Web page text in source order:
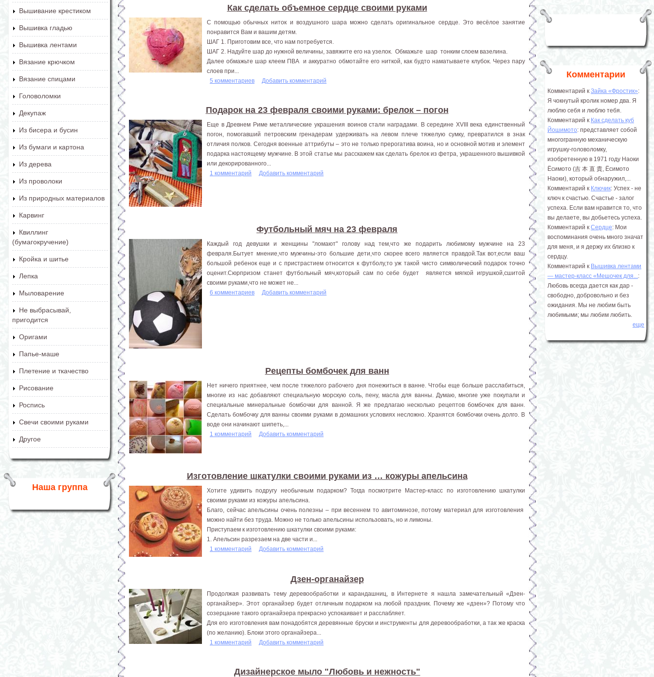
Вышивание крестиком
Вышивка гладью
Вышивка лентами
Вязание крючком
Вязание спицами
Головоломки
Декупаж
Из бисера и бусин
Из бумаги и картона
Из дерева
Из проволоки
Из природных материалов
Карвинг
Квиллинг
(бумагокручение)
Кройка и шитье
Лепка
Мыловарение
Не выбрасывай,
пригодится
Оригами
Папье-маше
Плетение и ткачество
Рисование
Роспись
Свечи своими руками
Другое
Наша группа
Как сделать объемное сердце своими руками
С помощью обычных ниток и воздушного шара можно сделать оригинальное сердце. Это весёлое занятие
понравится Вам и вашим детям.
ШАГ 1. Приготовим все, что нам потребуется.
ШАГ 2. Надуйте шар до нужной величины, завяжите его на узелок. Обмажьте шар тонким слоем вазелина.
Далее обмажьте шар клеем ПВА и аккуратно обмотайте его ниткой, как будто наматываете клубок. Через пару
слоев при...
5 комментариев
Добавить комментарий
Подарок на 23 февраля своими руками: брелок – погон
Еще в Древнем Риме металлические украшения воинов стали наградами. В середине XVIII века единственный
погон, помогавший петровским гренадерам удерживать на левом плече тяжелую сумку, превратился в знак
отличия полков. Сегодня военные аттрибуты – это не только прерогатива воина, но и основной мотив и элемент
подарка настоящему мужчине. В этой статье мы расскажем как сделать брелок из фетра, украшенного вышивкой
или декорированного...
1 комментарий
Добавить комментарий
Футбольный мяч на 23 февраля
Каждый год девушки и женщины "ломают" голову над тем,что же подарить любимому мужчине на 23
февраля.Бытует мнение,что мужчины-это большие дети,что скорее всего является правдой.Так вот,если ваш
большой ребенок еще и с пристрастием относится к футболу,то уж такой чисто символический подарок точно
оценит.Сюрпризом станет футбольный мяч,который сам по себе будет является мягкой игрушкой,сшитой
своими руками,что не может не...
6 комментариев
Добавить комментарий
Рецепты бомбочек для ванн
Нет ничего приятнее, чем после тяжелого рабочего дня понежиться в ванне. Чтобы еще больше расслабиться,
многие из нас добавляют специальную морскую соль, пену, масла для ванны. Думаю, многие уже покупали и
специальные минеральные бомбочки для ванной. Я же предлагаю несколько рецептов бомбочек для ванн.
Сделать бомбочку для ванны своими руками в домашних условиях несложно. Хранятся бомбочки очень долго. В
воде они начинают шипеть,...
1 комментарий
Добавить комментарий
Изготовление шкатулки своими руками из … кожуры апельсина
Хотите удивить подругу необычным подарком? Тогда посмотрите Мастер-класс по изготовлению шкатулки
своими руками из кожуры апельсина.
Благо, сейчас апельсины очень полезны – при весеннем то авитоминозе, потому материал для изготовления
можно найти без труда. Можно не только апельсины использовать, но и лимоны.
Приступаем к изготовлению шкатулки своими руками:
1. Апельсин разрезаем на две части и...
1 комментарий
Добавить комментарий
Дзен-органайзер
Продолжая развивать тему деревообработки и карандашниц, в Интернете я нашла замечательный «Дзен-
органайзер». Этот органайзер будет отличным подарком на любой праздник. Почему же «дзен»? Потому что
созерцание такого органайзера прекрасно успокаивает и расслабляет.
Для его изготовления вам понадобятся деревянные бруски и инструменты для деревообработки, а так же краска
(по желанию). Блоки этого органайзера...
1 комментарий
Добавить комментарий
Дизайнерское мыло "Любовь и нежность"
Комментарии
Комментарий к Зайка «Фростик»:
Я чокнутый кролик номер два. Я
люблю себя и люблю тебя.
Комментарий к Как сделать куб
Йошимото: представляет собой
многогранную механическую
игрушку-головоломку,
изобретенную в 1971 году Наоки
Ёсимото (吉 本 直 貴, Ёсимото
Наоки), который обнаружил,...
Комментарий к Ключик: Успех - не
ключ к счастью. Счастье - залог
успеха. Если вам нравится то, что
вы делаете, вы добьетесь успеха.
Комментарий к Сердце: Мои
воспоминания очень много значат
для меня, и я держу их близко к
сердцу.
Комментарий к Вышивка лентами
― мастер-класс «Мешочек для...:
Любовь всегда дается как дар -
свободно, добровольно и без
ожидания. Мы не любим быть
любимыми; мы любим любить.
еще